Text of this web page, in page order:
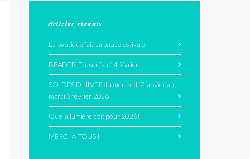
Articles récents
La boutique fait sa pause estivale!
BRADERIE jusqu’au 14 février
SOLDES D’HIVER du mercredi 7 janvier au
mardi 3 février 2026
Que la lumière soit pour 2026!
MERCI A TOUS !